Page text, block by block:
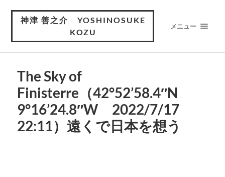
神津 善之介 YOSHINOSUKE
KOZU
メニュー
The Sky of
Finisterre（42°52’58.4″N
9°16’24.8″W 2022/7/17
22:11）遠くで日本を想う